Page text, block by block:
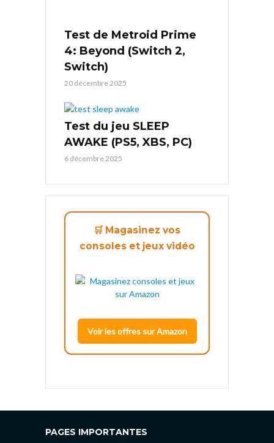
Test de Metroid Prime
4: Beyond (Switch 2,
Switch)
20 décembre 2025
Test du jeu SLEEP
AWAKE (PS5, XBS, PC)
6 décembre 2025
🛒 Magasinez vos
consoles et jeux vidéo
Voir les offres sur Amazon
PAGES IMPORTANTES